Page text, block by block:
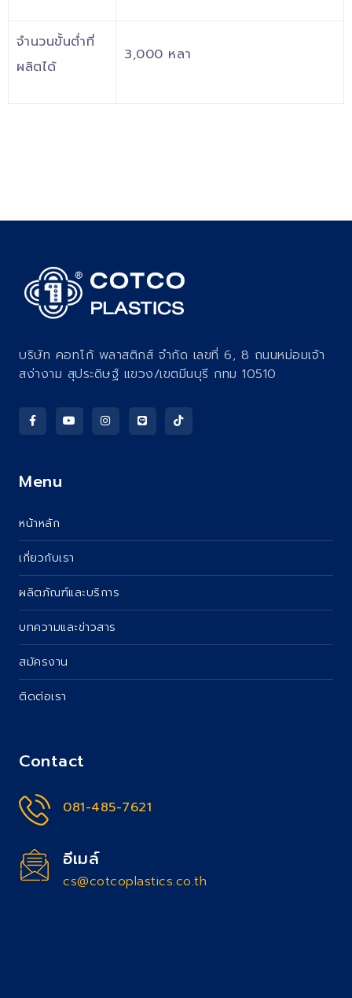
จำนวนขั้นต่ำที่
ผลิตได้
3,000 หลา
บริษัท คอทโก้ พลาสติกส์ จำกัด เลขที่ 6, 8 ถนนหม่อมเจ้า
สง่างาม สุประดิษฐ์ แขวง/เขตมีนบุรี กทม 10510
Menu
หน้าหลัก
เกี่ยวกับเรา
ผลิตภัณฑ์และบริการ
บทความและข่าวสาร
สมัครงาน
ติดต่อเรา
Contact
081-485-7621
อีเมล์
cs@cotcoplastics.co.th